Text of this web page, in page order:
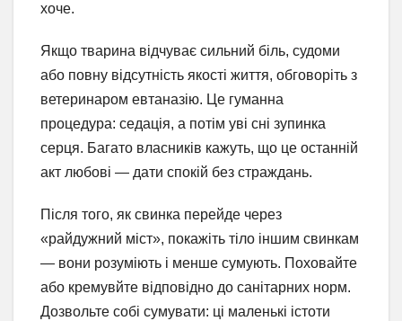
хоче.
Якщо тварина відчуває сильний біль, судоми
або повну відсутність якості життя, обговоріть з
ветеринаром евтаназію. Це гуманна
процедура: седація, а потім уві сні зупинка
серця. Багато власників кажуть, що це останній
акт любові — дати спокій без страждань.
Після того, як свинка перейде через
«райдужний міст», покажіть тіло іншим свинкам
— вони розуміють і менше сумують. Поховайте
або кремувйте відповідно до санітарних норм.
Дозвольте собі сумувати: ці маленькі істоти